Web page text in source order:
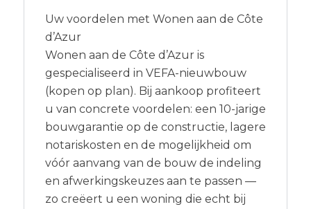
Uw voordelen met Wonen aan de Côte
d’Azur
Wonen aan de Côte d’Azur is
gespecialiseerd in VEFA-nieuwbouw
(kopen op plan). Bij aankoop profiteert
u van concrete voordelen: een 10-jarige
bouwgarantie op de constructie, lagere
notariskosten en de mogelijkheid om
vóór aanvang van de bouw de indeling
en afwerkingskeuzes aan te passen —
zo creëert u een woning die echt bij